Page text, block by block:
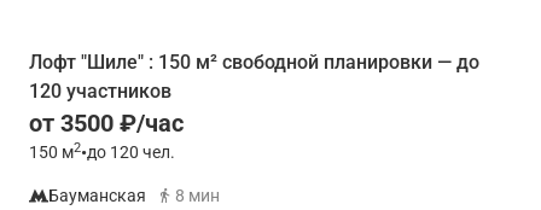
Лофт "Шиле" : 150 м² свободной планировки — до
120 участников
от 3500 ₽/час
150 м2•до 120 чел.
Бауманская
8 мин